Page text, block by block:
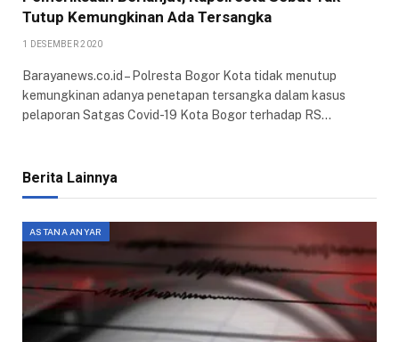
Tutup Kemungkinan Ada Tersangka
1 DESEMBER 2020
Barayanews.co.id – Polresta Bogor Kota tidak menutup
kemungkinan adanya penetapan tersangka dalam kasus
pelaporan Satgas Covid-19 Kota Bogor terhadap RS…
Berita Lainnya
ASTANA ANYAR